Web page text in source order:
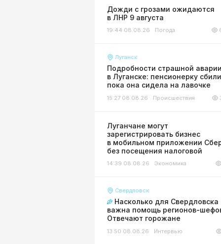
Дожди с грозами ожидаются
в ЛНР 9 августа
19:44 08.08.26 Погода
Луганск
Подробности страшной аварии
в Луганске: пенсионерку сбили,
пока она сидела на лавочке
15:27 08.08.26 Происшествия
Луганчане могут
зарегистрировать бизнес
в мобильном приложении
без посещения налоговой
14:39 08.08.26 Экономика
Свердловск
Насколько для Свердловска
важна помощь регионов-
Отвечают горожане
13:50 08.08.26 Интервью